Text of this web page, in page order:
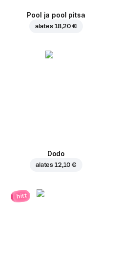
Pool ja pool pitsa
alates 18,20 €
Dodo
alates 12,10 €
hitt